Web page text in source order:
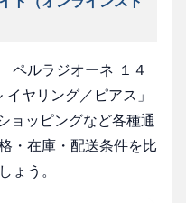
ペルラジオーネ １４
ヤリング／ピアス」
ョッピングなど各種通
・在庫・配送条件を比
ょう。